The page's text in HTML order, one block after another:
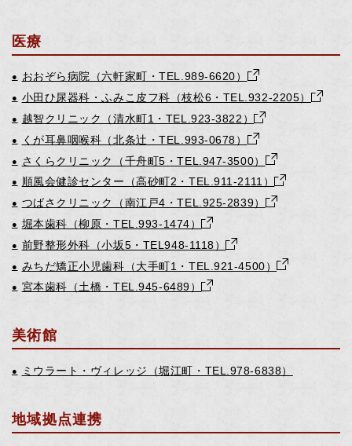
医療
● おおぞら病院（六軒家町・TEL.989-6620）
● 小田ひ尿器科・ふみこ皮フ科（枝松6・TEL.932-2205）
● 越智クリニック（清水町1・TEL.923-3822）
● くが耳鼻咽喉科（北条辻・TEL.993-0678）
● さくらクリニック（千舟町5・TEL.947-3500）
● 順風会健診センター（高砂町2・TEL.911-2111）
● つばさクリニック（南江戸4・TEL.925-2839）
● 堀本歯科（柳原・TEL.993-1474）
● 前野整形外科（小坂5・TEL948-1118）
● みちだ矯正小児歯科（大手町1・TEL.921-4500）
● 宮本歯科（土橋・TEL.945-6489）
美術館
● ミウラート・ヴィレッジ（堀江町・TEL.978-6838）
地域拠点連携